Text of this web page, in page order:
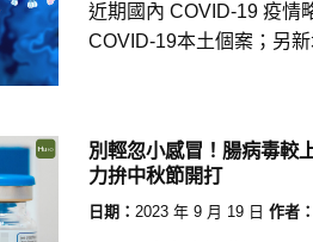
近期國內 COVID-19 疫情
COVID-19本土個案；另
別輕忽小感冒！腸病毒較
力拚中秋節開打
日期： 2023 年 9 月 19 日 作者：